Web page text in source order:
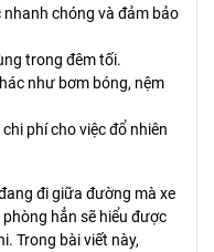
chóng và đảm bảo
trong đêm tối.
như bơm bóng, nệm
phí cho việc đổ nhiên
đi giữa đường mà xe
hẳn sẽ hiểu được
Trong bài viết này,